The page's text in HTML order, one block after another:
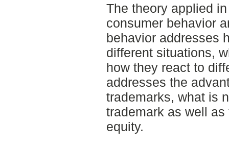
The theory applied
consumer behavior
behavior addresses
different situations,
how they react to
addresses the
trademarks, what is
trademark as well
equity.